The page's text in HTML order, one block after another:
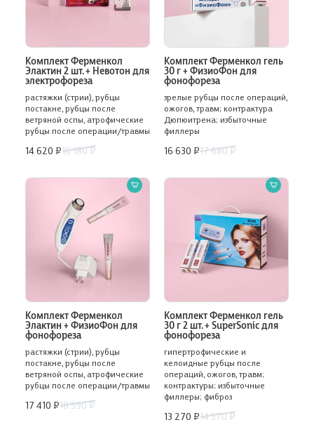
Комплект Ферменкол
Элактин 2 шт. + Невотон для
электрофореза
растяжки (стрии), рубцы
постакне, рубцы после
ветряной оспы, атрофические
рубцы после операции/травмы
14 620 ₽16 180 ₽
Комплект Ферменкол гель
30 г + ФизиоФон для
фонофореза
зрелые рубцы после операций,
ожогов, травм; контрактура
Дюпюитрена; избыточные
филлеры
16 630 ₽17 680 ₽
Комплект Ферменкол
Элактин + ФизиоФон для
фонофореза
растяжки (стрии), рубцы
постакне, рубцы после
ветряной оспы, атрофические
рубцы после операции/травмы
17 410 ₽18 590 ₽
Комплект Ферменкол гель
30 г 2 шт. + SuperSonic для
фонофореза
гипертрофические и
келоидные рубцы после
операций, ожогов, травм;
контрактуры; избыточные
филлеры; фиброз
13 270 ₽14 570 ₽
ДОБАВИТЬ АДРЕС